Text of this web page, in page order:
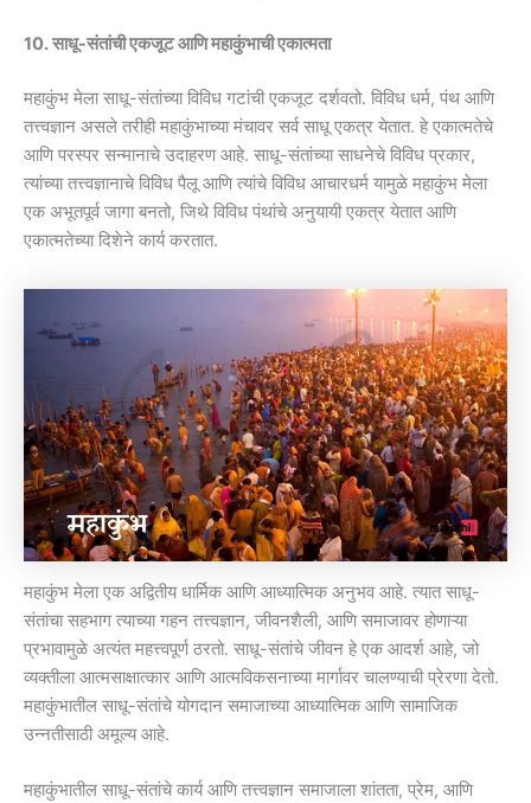
10. साधू-संतांची एकजूट आणि महाकुंभाची एकात्मता
महाकुंभ मेला साधू-संतांच्या विविध गटांची एकजूट दर्शवतो. विविध धर्म, पंथ आणि
तत्त्वज्ञान असले तरीही महाकुंभाच्या मंचावर सर्व साधू एकत्र येतात. हे एकात्मतेचे
आणि परस्पर सन्मानाचे उदाहरण आहे. साधू-संतांच्या साधनेचे विविध प्रकार,
त्यांच्या तत्त्वज्ञानाचे विविध पैलू आणि त्यांचे विविध आचारधर्म यामुळे महाकुंभ मेला
एक अभूतपूर्व जागा बनतो, जिथे विविध पंथांचे अनुयायी एकत्र येतात आणि
एकात्मतेच्या दिशेने कार्य करतात.
महाकुंभ मेला एक अद्वितीय धार्मिक आणि आध्यात्मिक अनुभव आहे. त्यात साधू-
संतांचा सहभाग त्याच्या गहन तत्त्वज्ञान, जीवनशैली, आणि समाजावर होणाऱ्या
प्रभावामुळे अत्यंत महत्त्वपूर्ण ठरतो. साधू-संतांचे जीवन हे एक आदर्श आहे, जो
व्यक्तीला आत्मसाक्षात्कार आणि आत्मविकसनाच्या मार्गावर चालण्याची प्रेरणा देतो.
महाकुंभातील साधू-संतांचे योगदान समाजाच्या आध्यात्मिक आणि सामाजिक
उन्नतीसाठी अमूल्य आहे.
महाकुंभातील साधू-संतांचे कार्य आणि तत्त्वज्ञान समाजाला शांतता, प्रेम, आणि